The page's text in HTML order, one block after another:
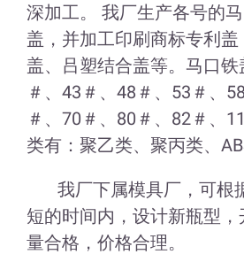
深加工。 我厂生产各号的
盖，并加工印刷商标专利
盖、吕塑结合盖等。马口
＃、43＃、48＃、53＃、
＃、70＃、80＃、82＃、
类有：聚乙类、聚丙类、
我厂下属模具厂，可根
短的时间内，设计新瓶型
量合格，价格合理。